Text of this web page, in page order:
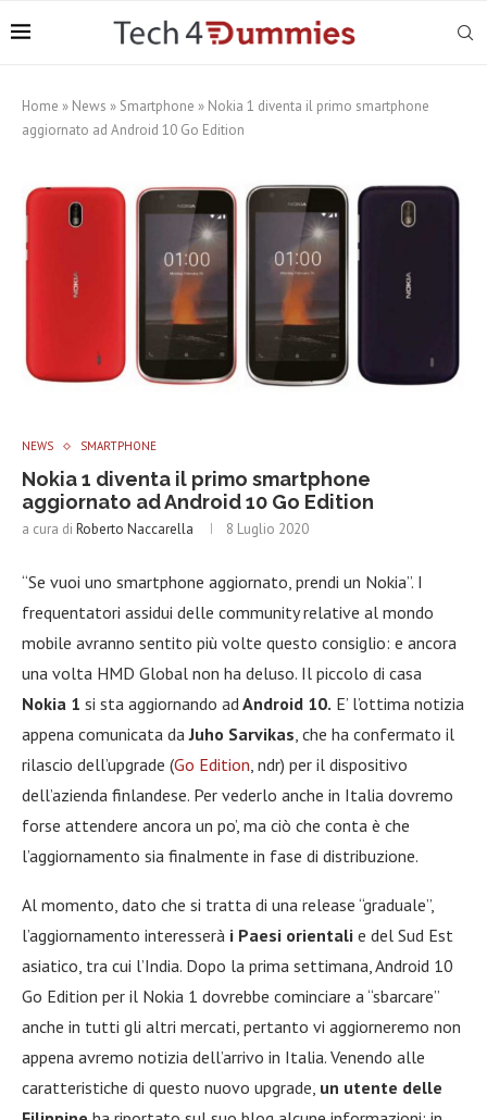
Home » News » Smartphone » Nokia 1 diventa il primo smartphone
aggiornato ad Android 10 Go Edition
NEWS SMARTPHONE
Nokia 1 diventa il primo smartphone
aggiornato ad Android 10 Go Edition
a cura di Roberto Naccarella 8 Luglio 2020
“Se vuoi uno smartphone aggiornato, prendi un Nokia”. I
frequentatori assidui delle community relative al mondo
mobile avranno sentito più volte questo consiglio: e ancora
una volta HMD Global non ha deluso. Il piccolo di casa
Nokia 1 si sta aggiornando adAndroid 10. E’ l’ottima notizia
appena comunicata daJuho Sarvikas, che ha confermato il
rilascio dell’upgrade (Go Edition, ndr) per il dispositivo
dell’azienda finlandese. Per vederlo anche in Italia dovremo
forse attendere ancora un po’, ma ciò che conta è che
l’aggiornamento sia finalmente in fase di distribuzione.
Al momento, dato che si tratta di una release “graduale”,
l’aggiornamento interesserà i Paesi orientali e del Sud Est
asiatico, tra cui l’India. Dopo la prima settimana, Android 10
Go Edition per il Nokia 1 dovrebbe cominciare a “sbarcare”
anche in tutti gli altri mercati, pertanto vi aggiorneremo non
appena avremo notizia dell’arrivo in Italia. Venendo alle
caratteristiche di questo nuovo upgrade, un utente delle